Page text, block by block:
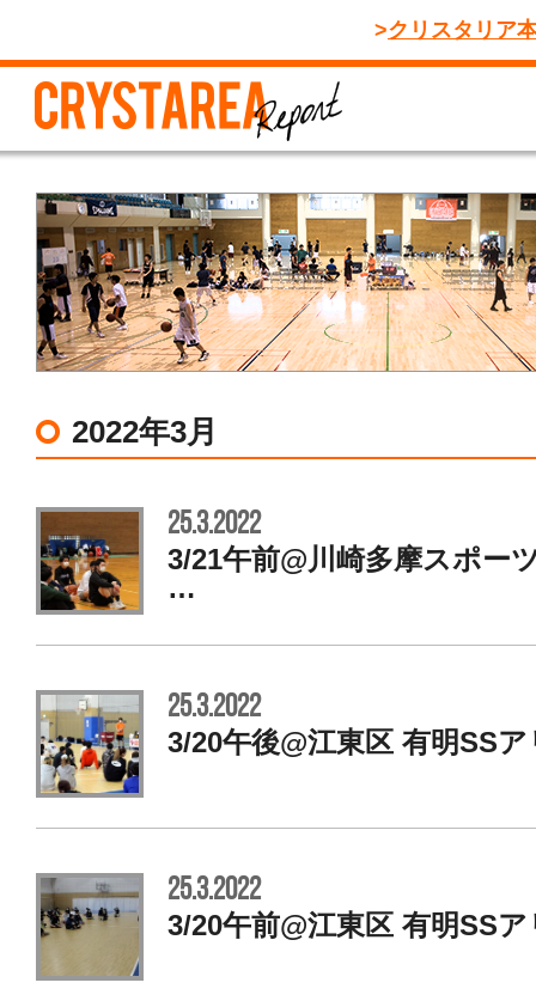
クリスタリア
2022年3月
25.3.2022
3/21午前@川崎多摩スポ
…
25.3.2022
3/20午後@江東区 有明SS
25.3.2022
3/20午前@江東区 有明SS